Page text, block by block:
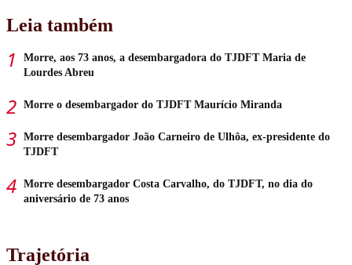
Leia também
Morre, aos 73 anos, a desembargadora do TJDFT Maria de
Lourdes Abreu
Morre o desembargador do TJDFT Maurício Miranda
Morre desembargador João Carneiro de Ulhôa, ex-presidente do
TJDFT
Morre desembargador Costa Carvalho, do TJDFT, no dia do
aniversário de 73 anos
Trajetória